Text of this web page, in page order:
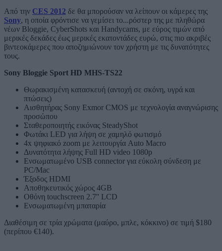
Από την CES 2012 δε θα μπορούσαν να λείπουν οι κάμερες της
Sony, η οποία φρόντισε να γεμίσει το...ρόστερ της με πληθώρα
νέων Bloggie, CyberShots και Handycams, με εύρος τιμών από
μερικές δεκάδες έως μερικές εκατοντάδες ευρώ, στις πιο ακριβές
βιντεοκάμερες που αποζημιώνουν τον χρήστη με τις δυνατότητες
τους.
Sony Bloggie Sport HD MHS-TS22
Θωρακισμένη κατασκευή (αντοχή σε σκόνη, υγρά και
πτώσεις)
Αισθητήρας Sony Exmor CMOS με τεχνολογία αναγνώρισης
προσώπου
Σταθεροποιητής εικόνας SteadyShot
Φωτάκι LED για λήψη σε χαμηλό φωτισμό
4x ψηφιακό zoom με λειτουργία Auto Macro
Δυνατότητα λήψης Full HD video 1080p
Ενσωματωμένο USB connector για εύκολη σύνδεση με
PC/Mac
Έξοδος HDMI
Αποθηκευτικός χώρος 4GB
Οθόνη touchscreen 2.7'' LCD
Ενσωματωμένη μπαταρία
Διαθέσιμη σε τρία χρώματα (μαύρο, μπλε, κόκκινο) σε τιμή $180
(περίπου €140).